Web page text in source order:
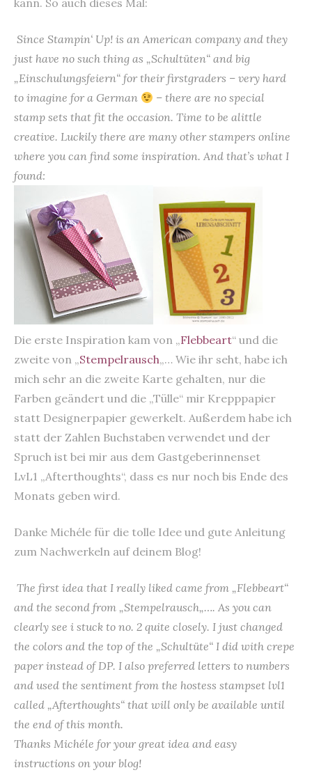
kann. So auch dieses Mal:
Since Stampin‘ Up! is an American company and they
just have no such thing as „Schultüten“ and big
„Einschulungsfeiern“ for their firstgraders – very hard
to imagine for a German
– there are no special
stamp sets that fit the occasion. Time to be alittle
creative. Luckily there are many other stampers online
where you can find some inspiration. And that’s what I
found:
Die erste Inspiration kam von „Flebbeart“ und die
zweite von „Stempelrausch„… Wie ihr seht, habe ich
mich sehr an die zweite Karte gehalten, nur die
Farben geändert und die „Tülle“ mir Krepppapier
statt Designerpapier gewerkelt. Außerdem habe ich
statt der Zahlen Buchstaben verwendet und der
Spruch ist bei mir aus dem Gastgeberinnenset
LvL1 „Afterthoughts“, dass es nur noch bis Ende des
Monats geben wird.
Danke Michéle für die tolle Idee und gute Anleitung
zum Nachwerkeln auf deinem Blog!
The first idea that I really liked came from „Flebbeart“
and the second from „Stempelrausch„…. As you can
clearly see i stuck to no. 2 quite closely. I just changed
the colors and the top of the „Schultüte“ I did with crepe
paper instead of DP. I also preferred letters to numbers
and used the sentiment from the hostess stampset lvl1
called „Afterthoughts“ that will only be available until
the end of this month.
Thanks Michéle for your great idea and easy
instructions on your blog!